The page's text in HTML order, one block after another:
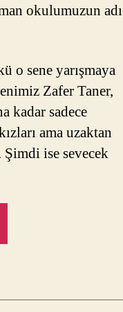
okulumuzun adı
o sene yarışmaya
Zafer Taner,
kadar sadece
ama uzaktan
ise sevecek